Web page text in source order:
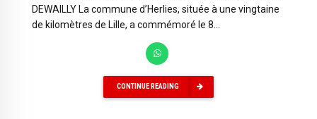
DEWAILLY La commune d’Herlies, située à une vingtaine
de kilomètres de Lille, a commémoré le 8...
CONTINUE READING